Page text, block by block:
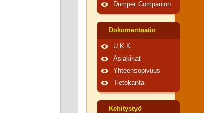
Dumper Companion
Dokumentaatio
U.K.K.
Asiakirjat
Yhteensopivuus
Tietokanta
Kehitystyö